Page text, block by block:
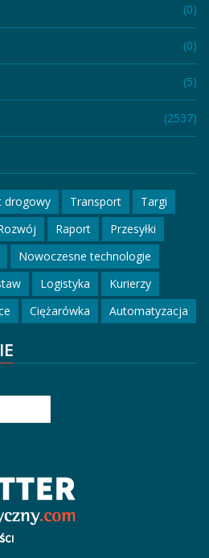
(0)
(0)
(5)
(2537)
drogowy Transport
Targi
Raport
Przesyłki
Nowoczesne technologie
Logistyka
Kurierzy
Ciężarówka Automatyzacja